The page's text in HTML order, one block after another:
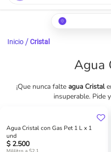
Buscar
Inicio Cristal
Agua
¡Que nunca falte agua Cristal
insuperable. Pide
Agua Cristal con Gas Pet 1 L x 1
und
$ 2.500